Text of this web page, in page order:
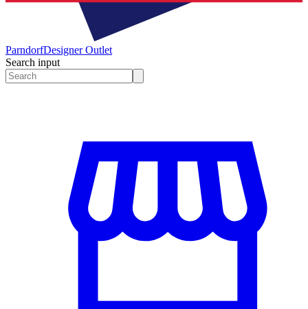
ParndorfDesigner Outlet
Search input